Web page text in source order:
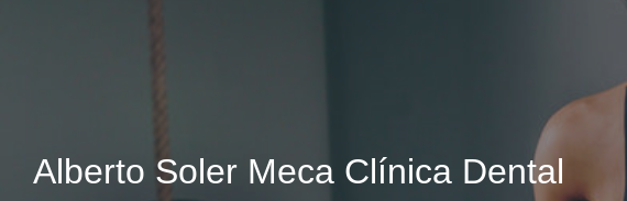
Alberto Soler Meca Clínica Dental